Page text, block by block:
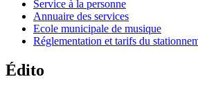
Service à la personne
Annuaire des services
Ecole municipale de musique
Réglementation et tarifs du
Édito